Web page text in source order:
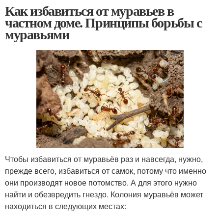
Как избавиться от муравьев в
частном доме. Принципы борьбы с
муравьями
Чтобы избавиться от муравьёв раз и навсегда, нужно,
прежде всего, избавиться от самок, потому что именно
они производят новое потомство. А для этого нужно
найти и обезвредить гнездо. Колония муравьёв может
находиться в следующих местах: